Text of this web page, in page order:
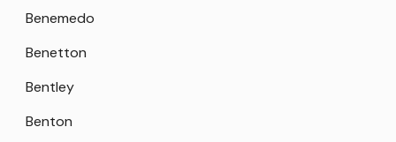
Benemedo
Benetton
Bentley
Benton